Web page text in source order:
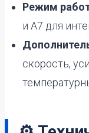
Режим
и А7 для
скорость,